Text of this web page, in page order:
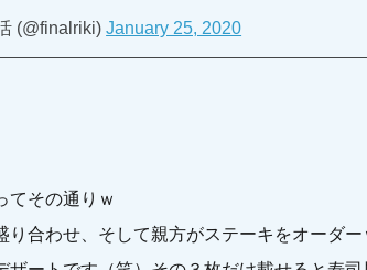
(@finalriki)January 25, 2020
てその通りｗ
合わせ、そして親方がステーキをオーダー